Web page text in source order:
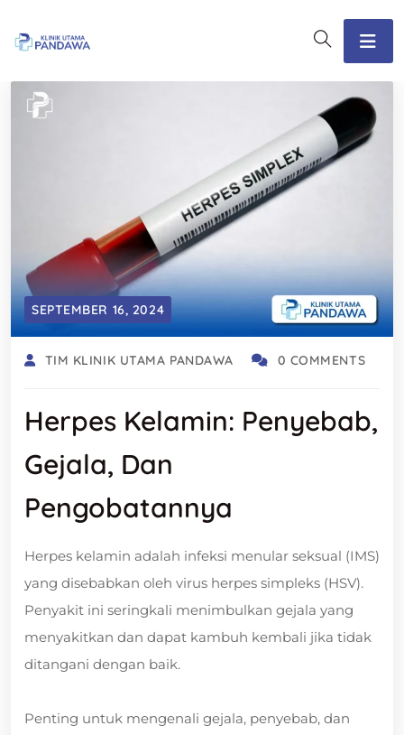
SEPTEMBER 16, 2024
TIM KLINIK UTAMA PANDAWA 0 COMMENTS
Herpes Kelamin: Penyebab,
Gejala, Dan
Pengobatannya
Herpes kelamin adalah infeksi menular seksual (IMS)
yang disebabkan oleh virus herpes simpleks (HSV).
Penyakit ini seringkali menimbulkan gejala yang
menyakitkan dan dapat kambuh kembali jika tidak
ditangani dengan baik.
Penting untuk mengenali gejala, penyebab, dan